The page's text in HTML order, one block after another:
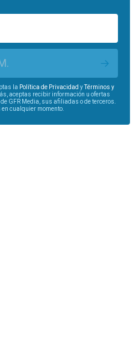
la Política de Privacidad yTérminos y
aceptas recibir información u ofertas
GFR Media, sus afiliadas o de terceros.
cualquier momento.